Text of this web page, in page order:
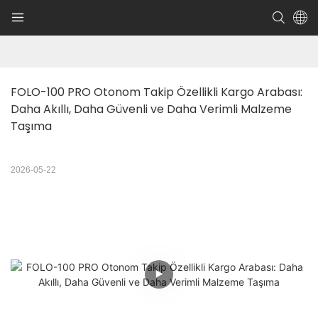
FOLO-100 PRO Otonom Takip Özellikli Kargo Arabası:
Daha Akıllı, Daha Güvenli ve Daha Verimli Malzeme
Taşıma
2026-05-22